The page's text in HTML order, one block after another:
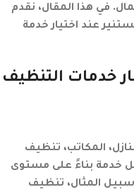
في هذا المقال، نقدم
عند اختيار خدمة
خدمات التنظيف
المكاتب، تنظيف
خدمة بناءً على مستوى
المثال، تنظيف